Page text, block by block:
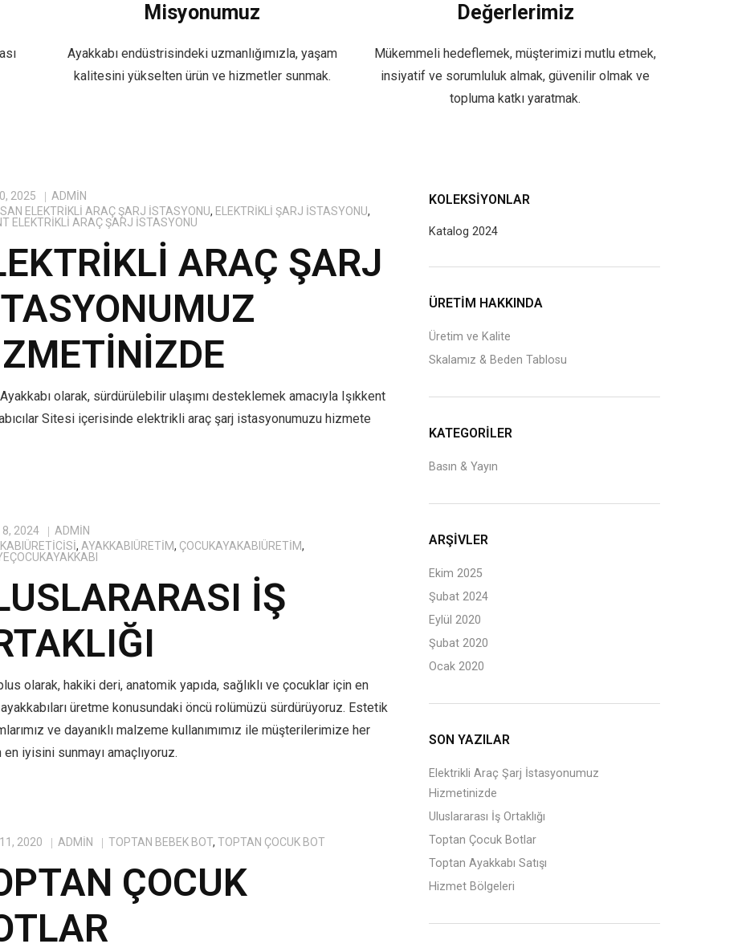
Misyonumuz
Ayakkabı endüstrisindeki uzmanlığımızla, yaşam
kalitesini yükselten ürün ve hizmetler sunmak.
Değerlerimiz
Mükemmeli hedeflemek, müşterimizi mutlu etmek,
insiyatif ve sorumluluk almak, güvenilir olmak ve
topluma katkı yaratmak.
2025
ADMIN
ELEKTRIKLI ARAÇ ŞARJ İSTASYONU, ELEKTRIKLI ŞARJ İSTASYONU,
ELEKTRIKLI ARAÇ ŞARJ İSTASYONU
ARAÇ ŞARJ
olarak, sürdürülebilir ulaşımı desteklemek amacıyla Işıkkent
Sitesi içerisinde elektrikli araç şarj istasyonumuzu hizmete
8, 2024
ADMIN
, AYAKKABIÜRETIM, ÇOCUKAYAKABIÜRETIM,
İŞ
olarak, hakiki deri, anatomik yapıda, sağlıklı ve çocuklar için en
üretme konusundaki öncü rolümüzü sürdürüyoruz. Estetik
ve dayanıklı malzeme kullanımımız ile müşterilerimize her
en iyisini sunmayı amaçlıyoruz.
2020 ADMIN TOPTAN BEBEK BOT,TOPTAN ÇOCUK BOT
ÇOCUK
KOLEKSIYONLAR
Katalog 2024
ÜRETİM HAKKINDA
Üretim ve Kalite
Skalamız & Beden Tablosu
KATEGORILER
Basın & Yayın
ARŞIVLER
Ekim 2025
Şubat 2024
Eylül 2020
Şubat 2020
Ocak 2020
SON YAZILAR
Elektrikli Araç Şarj İstasyonumuz
Hizmetinizde
Uluslararası İş Ortaklığı
Toptan Çocuk Botlar
Toptan Ayakkabı Satışı
Hizmet Bölgeleri